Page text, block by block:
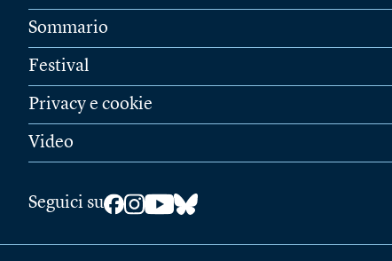
Sommario
Festival
Privacy e cookie
Video
Seguici su